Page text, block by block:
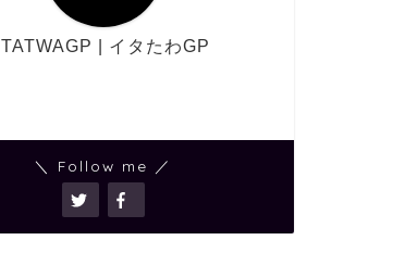
ITATWAGP | イタたわGP
＼ Follow me ／